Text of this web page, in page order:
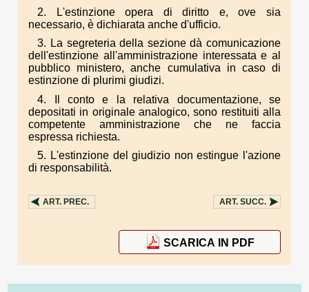
2. L'estinzione opera di diritto e, ove sia
necessario, è dichiarata anche d'ufficio.
3. La segreteria della sezione dà comunicazione
dell'estinzione all'amministrazione interessata e al
pubblico ministero, anche cumulativa in caso di
estinzione di plurimi giudizi.
4. Il conto e la relativa documentazione, se
depositati in originale analogico, sono restituiti alla
competente amministrazione che ne faccia
espressa richiesta.
5. L'estinzione del giudizio non estingue l'azione
di responsabilità.
ART. PREC. ART. SUCC.
SCARICA IN PDF